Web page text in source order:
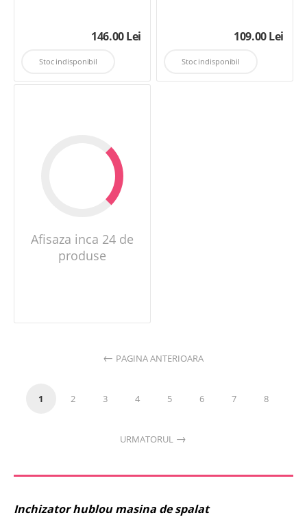
146.00Lei
Stoc indisponibil
109.00Lei
Stoc indisponibil
Afisaza inca 24 de
produse
PAGINA ANTERIOARA
1 2 3 4 5 6 7 8
URMATORUL
Inchizator hublou masina de spalat